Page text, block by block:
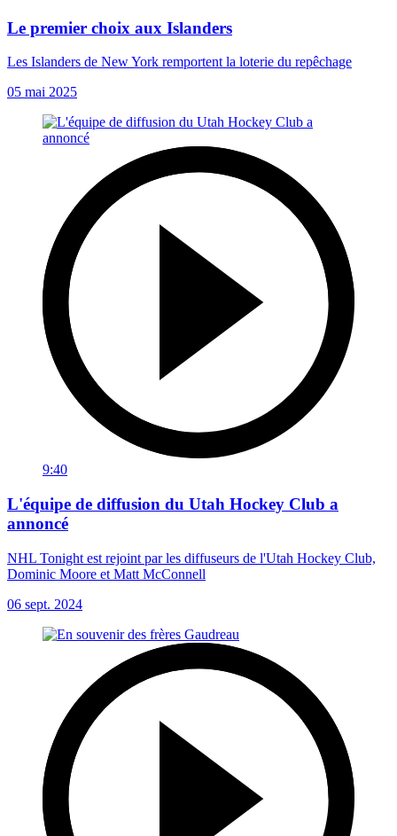
Le premier choix aux Islanders
Les Islanders de New York remportent la loterie du repêchage
05 mai 2025
9:40
L'équipe de diffusion du Utah Hockey Club a
annoncé
NHL Tonight est rejoint par les diffuseurs de l'Utah Hockey Club,
Dominic Moore et Matt McConnell
06 sept. 2024